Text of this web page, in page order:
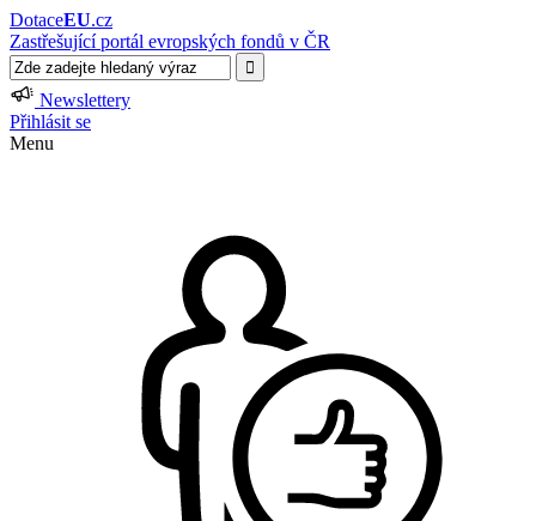
DotaceEU.cz
Zastřešující portál evropských fondů v ČR
Newslettery
Přihlásit se
Menu